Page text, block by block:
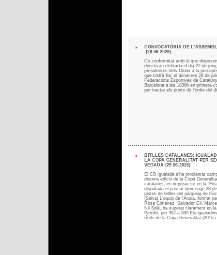
CONVOCATÒRIA DE
(29.06.2026)
De conformitat amb el que
directiva celebrada el dia 22 de
presidentes dels Clubs a la
que tindrà lloc el dimecres 29 de
Federacions Esportives de
Barcelona a les 1830h en primera
per tractar els punts de l’ordre del
BITLLES CATALANES:
LA COPA GENERALITAT PER
VEGADA (29.06.2026)
El CB Igualada s’ha proclamat
dosena edició de la Copa
catalanes, en imposar-se en la
disputada el passat diumenge 28
pistes de bitlles del pàrquing de
(Selva) L’equip de l’Anoia, format
Rosa Giménez, Salvador Gil,
Nil Solé, ha superat clarament en
Perelló, per 392 a 360 Els
títols de la Copa Generalitat (2016 i